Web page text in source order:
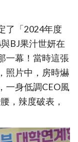
了「2024年度
BJ果汁世妍在
一幕！當時這張
照片中，房時爀
一身低調CEO風
，辣度破表，